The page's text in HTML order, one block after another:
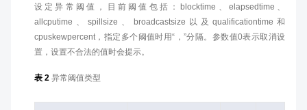
设定异常阈值，目前阈值包括：blocktime、elapsedtime、
allcputime、spillsize、broadcastsize以及qualificationtime和
cpuskewpercent，指定多个阈值时用“，”分隔。参数值0表示取消设
置，设置不合法的值时会提示。
表 2 异常阈值类型